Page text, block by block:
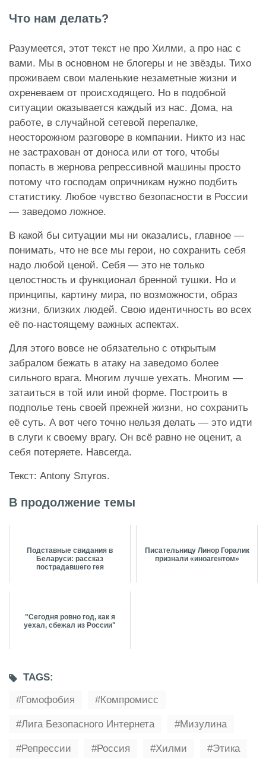
Что нам делать?
Разумеется, этот текст не про Хилми, а про нас с
вами. Мы в основном не блогеры и не звёзды. Тихо
проживаем свои маленькие незаметные жизни и
охреневаем от происходящего. Но в подобной
ситуации оказывается каждый из нас. Дома, на
работе, в случайной сетевой перепалке,
неосторожном разговоре в компании. Никто из нас
не застрахован от доноса или от того, чтобы
попасть в жернова репрессивной машины просто
потому что господам опричникам нужно подбить
статистику. Любое чувство безопасности в России
— заведомо ложное.
В какой бы ситуации мы ни оказались, главное —
понимать, что не все мы герои, но сохранить себя
надо любой ценой. Себя — это не только
целостность и функционал бренной тушки. Но и
принципы, картину мира, по возможности, образ
жизни, близких людей. Свою идентичность во всех
её по-настоящему важных аспектах.
Для этого вовсе не обязательно с открытым
забралом бежать в атаку на заведомо более
сильного врага. Многим лучше уехать. Многим —
затаиться в той или иной форме. Построить в
подполье тень своей прежней жизни, но сохранить
её суть. А вот чего точно нельзя делать — это идти
в слуги к своему врагу. Он всё равно не оценит, а
себя потеряете. Навсегда.
Текст: Antony Sπyros.
В продолжение темы
Подставные свидания в
Беларуси: рассказ
пострадавшего гея
Писательницу Линор Горалик
признали «иноагентом»
"Сегодня ровно год, как я
уехал, сбежал из России"
TAGS:
Гомофобия
Компромисс
Лига Безопасного Интернета Мизулина
Репрессии Россия Хилми Этика